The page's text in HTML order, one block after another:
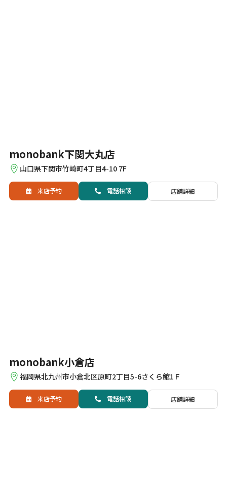
monobank下関大丸店
山口県下関市竹崎町4丁目4-10 7F
来店予約 電話相談 店舗詳細
monobank小倉店
福岡県北九州市小倉北区原町2丁目5-6さくら館1Ｆ
来店予約 電話相談 店舗詳細